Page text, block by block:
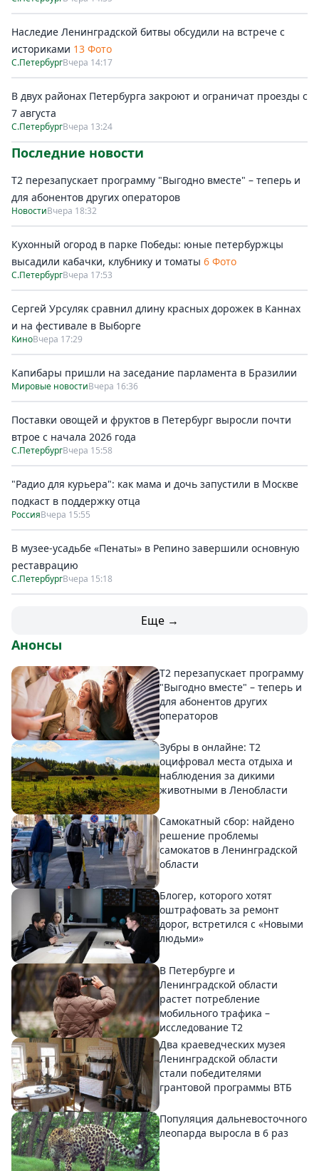
Наследие Ленинградской битвы обсудили на встрече с
историками 13 Фото
С.ПетербургВчера 14:17
В двух районах Петербурга закроют и ограничат проезды с
7 августа
С.ПетербургВчера 13:24
Последние новости
Т2 перезапускает программу "Выгодно вместе" – теперь и
для абонентов других операторов
НовостиВчера 18:32
Кухонный огород в парке Победы: юные петербуржцы
высадили кабачки, клубнику и томаты 6 Фото
С.ПетербургВчера 17:53
Сергей Урсуляк сравнил длину красных дорожек в Каннах
и на фестивале в Выборге
КиноВчера 17:29
Капибары пришли на заседание парламента в Бразилии
Мировые новостиВчера 16:36
Поставки овощей и фруктов в Петербург выросли почти
втрое с начала 2026 года
С.ПетербургВчера 15:58
"Радио для курьера": как мама и дочь запустили в Москве
подкаст в поддержку отца
РоссияВчера 15:55
В музее-усадьбе «Пенаты» в Репино завершили основную
реставрацию
С.ПетербургВчера 15:18
Еще →
Анонсы
Т2 перезапускает программу
"Выгодно вместе" – теперь и
для абонентов других
операторов
Зубры в онлайне: Т2
оцифровал места отдыха и
наблюдения за дикими
животными в Ленобласти
Самокатный сбор: найдено
решение проблемы
самокатов в Ленинградской
области
Блогер, которого хотят
оштрафовать за ремонт
дорог, встретился с «Новыми
людьми»
В Петербурге и
Ленинградской области
растет потребление
мобильного трафика –
исследование T2
Два краеведческих музея
Ленинградской области
стали победителями
грантовой программы ВТБ
Популяция дальневосточного
леопарда выросла в 6 раз